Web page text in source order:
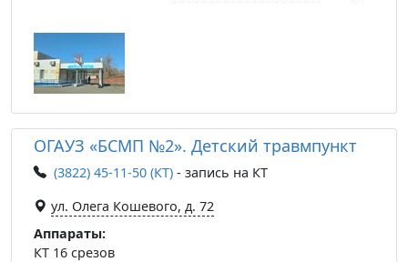
ОГАУЗ «БСМП №2». Детский травмпункт
(3822) 45-11-50 (КТ) - запись на КТ
ул. Олега Кошевого, д. 72
Аппараты:
КТ 16 срезов